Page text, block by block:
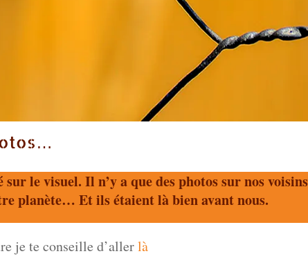
le visuel. Il n’y a que des photos sur nos voisins
planète… Et ils étaient là bien avant nous.
je te conseille d’allerlà